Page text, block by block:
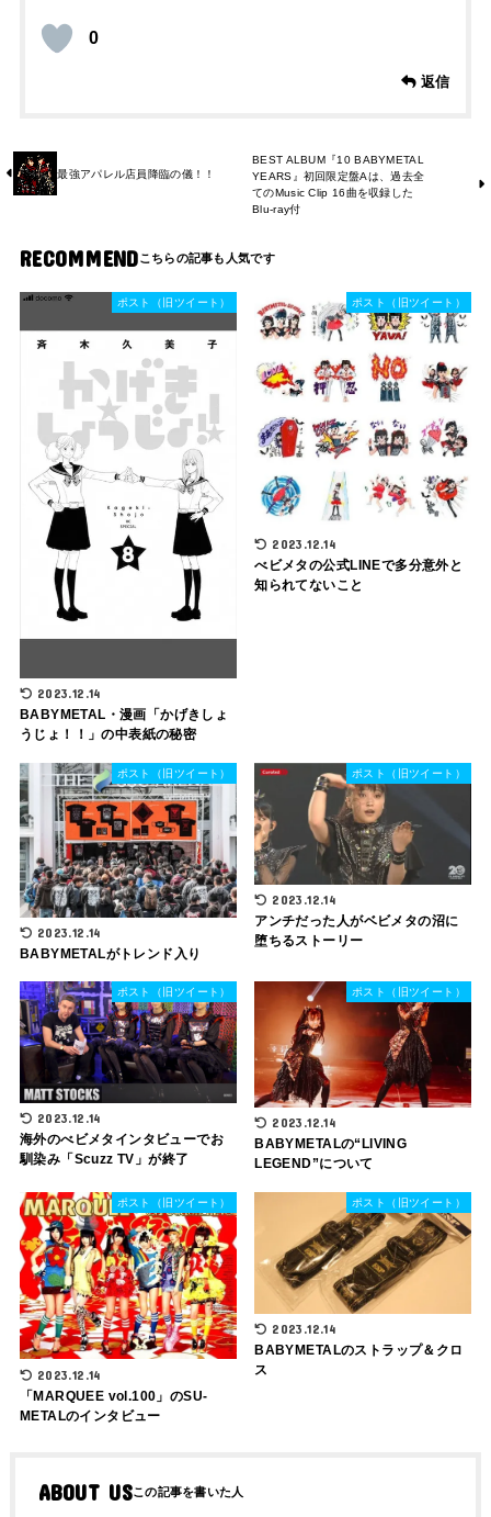
0
返信
最強アパレル店員降臨の儀！！
BEST ALBUM『10 BABYMETAL
YEARS』初回限定盤Aは、過去全
てのMusic Clip 16曲を収録した
Blu-ray付
RECOMMEND
ポスト（旧ツイート）
2023.12.14
BABYMETAL・漫画「かげきしょ
うじょ！！」の中表紙の秘密
ポスト（旧ツイート）
2023.12.14
べビメタの公式LINEで多分意外と
知られてないこと
ポスト（旧ツイート）
2023.12.14
BABYMETALがトレンド入り
ポスト（旧ツイート）
2023.12.14
アンチだった人がベビメタの沼に
堕ちるストーリー
ポスト（旧ツイート）
2023.12.14
海外のべビメタインタビューでお
馴染み「Scuzz TV」が終了
ポスト（旧ツイート）
2023.12.14
BABYMETALの“LIVING
LEGEND”について
ポスト（旧ツイート）
2023.12.14
「MARQUEE vol.100」のSU-
METALのインタビュー
ポスト（旧ツイート）
2023.12.14
BABYMETALのストラップ＆クロ
ス
ABOUT US